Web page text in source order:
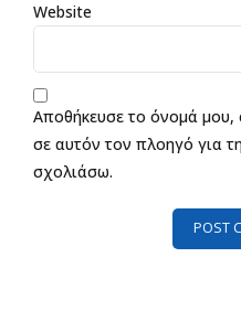
Website
Αποθήκευσε το όνομά μου,
σε αυτόν τον πλοηγό για
σχολιάσω.
POST